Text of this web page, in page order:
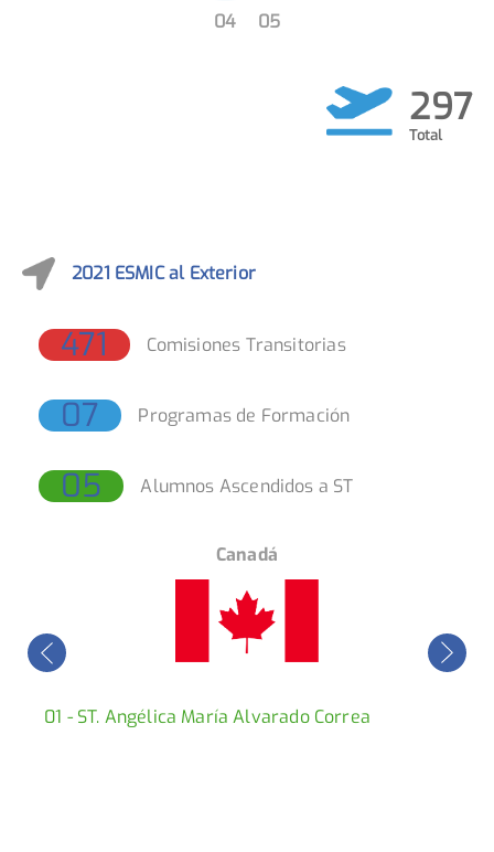
14 05
297
2021 ESMIC al Exterior
471 Comisiones Transitorias
07 Programas de Formación
05 Alumnos Ascendidos a ST
EE.UU
01 - CD. Jorge Andrés Mora de Hoyo